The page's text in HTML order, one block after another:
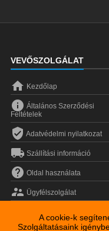
A cookie-k
Szolgáltatásaink
VEVŐSZOLGÁLAT
 Kezdőlap
 Általános Szerződési
Feltételek
 Adatvédelmi nyilatkozat
 Szállítási információ
 Oldal használata
 Ügyfélszolgálat